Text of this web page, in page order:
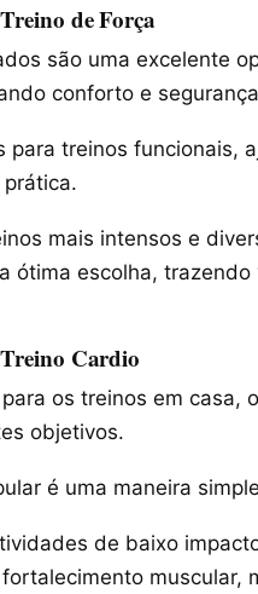
de Força
são uma excelente
conforto e
para treinos funcionais,
mais intensos e
ótima escolha,
Cardio
os treinos em casa,
objetivos.
é uma maneira
de baixo
muscular,